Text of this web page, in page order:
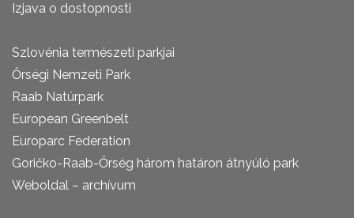
Izjava o dostopnosti
Szlovénia természeti parkjai
Őrségi Nemzeti Park
Raab Natúrpark
European Greenbelt
Europarc Federation
Goričko-Raab-Őrség három határon átnyúló park
Weboldal – archívum